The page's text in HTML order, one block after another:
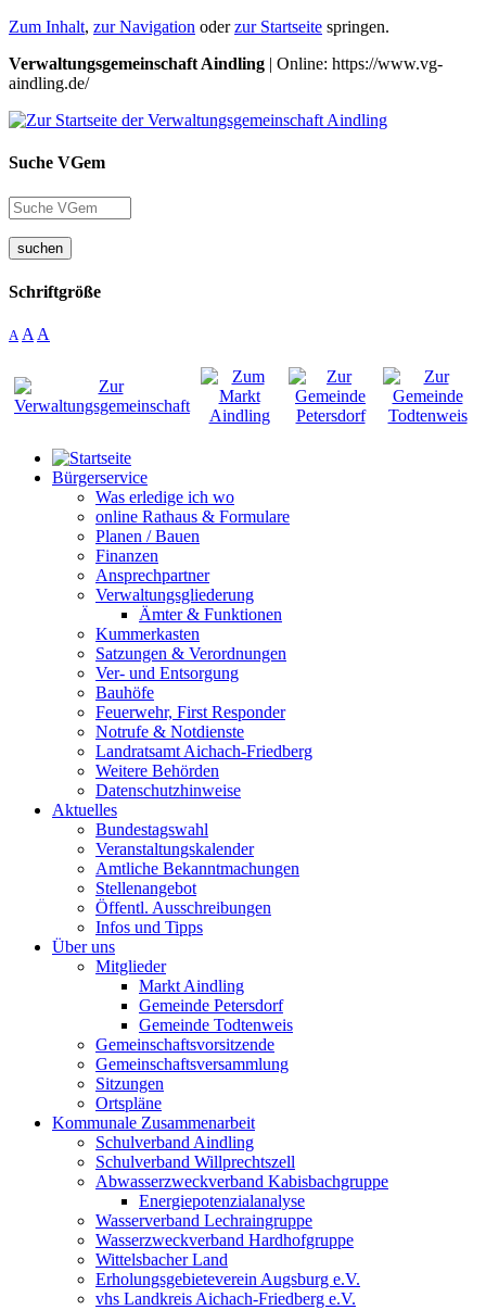
Zum Inhalt, zur Navigation oderzur Startseite springen.
Verwaltungsgemeinschaft Aindling | Online: https://www.vg-
aindling.de/
Suche VGem
suchen
Schriftgröße
A A A
Bürgerservice
Was erledige ich wo
online Rathaus & Formulare
Planen / Bauen
Finanzen
Ansprechpartner
Verwaltungsgliederung
Ämter & Funktionen
Kummerkasten
Satzungen & Verordnungen
Ver- und Entsorgung
Bauhöfe
Feuerwehr, First Responder
Notrufe & Notdienste
Landratsamt Aichach-Friedberg
Weitere Behörden
Datenschutzhinweise
Aktuelles
Bundestagswahl
Veranstaltungskalender
Amtliche Bekanntmachungen
Stellenangebot
Öffentl. Ausschreibungen
Infos und Tipps
Über uns
Mitglieder
Markt Aindling
Gemeinde Petersdorf
Gemeinde Todtenweis
Gemeinschaftsvorsitzende
Gemeinschaftsversammlung
Sitzungen
Ortspläne
Kommunale Zusammenarbeit
Schulverband Aindling
Schulverband Willprechtszell
Abwasserzweckverband Kabisbachgruppe
Energiepotenzialanalyse
Wasserverband Lechraingruppe
Wasserzweckverband Hardhofgruppe
Wittelsbacher Land
Erholungsgebieteverein Augsburg e.V.
vhs Landkreis Aichach-Friedberg e.V.